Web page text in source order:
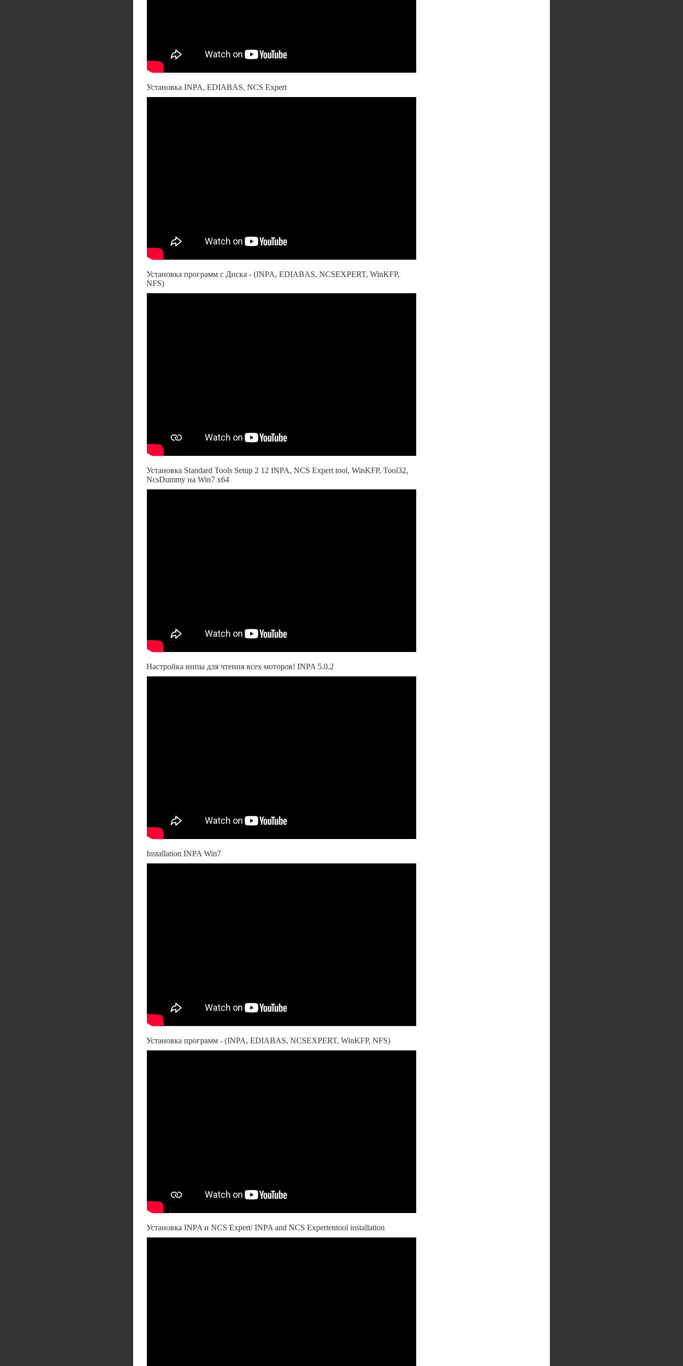
Установка INPA, EDIABAS, NCS Expert
Установка программ c Диска - (INPA, EDIABAS, NCSEXPERT, WinKFP,
NFS)
Установка Standard Tools Setup 2 12 INPA, NCS Expert tool, WinKFP, Tool32,
NcsDummy на Win7 x64
Настройка инпы для чтения всех моторов! INPA 5.0.2
Installation INPA Win7
Установка программ - (INPA, EDIABAS, NCSEXPERT, WinKFP, NFS)
Установка INPA и NCS Expert/ INPA and NCS Expertentool installation